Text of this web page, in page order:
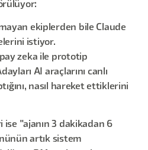
ekiplerden bile Claude
istiyor.
zeka ile prototip
AI araçlarını canlı
nasıl hareket ettiklerini
ise "ajanın 3 dakikadan 6
artık sistem